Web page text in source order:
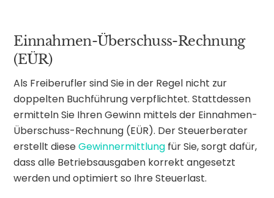
Einnahmen-Überschuss-Rechnung
(EÜR)
Als Freiberufler sind Sie in der Regel nicht zur
doppelten Buchführung verpflichtet. Stattdessen
ermitteln Sie Ihren Gewinn mittels der Einnahmen-
Überschuss-Rechnung (EÜR). Der Steuerberater
erstellt dieseGewinnermittlung für Sie, sorgt dafür,
dass alle Betriebsausgaben korrekt angesetzt
werden und optimiert so Ihre Steuerlast.